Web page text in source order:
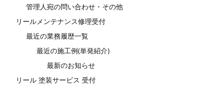
管理人宛の問い合わせ・その他
リールメンテナンス修理受付
最近の業務履歴一覧
最近の施工例(単発紹介)
最新のお知らせ
リール 塗装サービス 受付